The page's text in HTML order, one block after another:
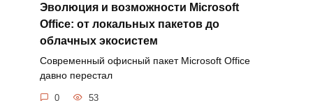
Эволюция и возможности Microsoft
Office: от локальных пакетов до
облачных экосистем
Современный офисный пакет Microsoft Office
давно перестал
0 53